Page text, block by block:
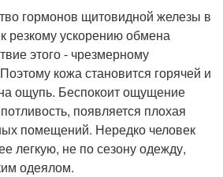
гормонов щитовидной железы в
резкому ускорению обмена
этого - чрезмерному
кожа становится горячей и
ощупь. Беспокоит ощущение
появляется плохая
помещений. Нередко человек
легкую, не по сезону одежду,
одеялом.